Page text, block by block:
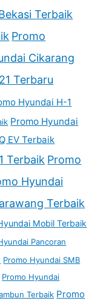
Terbaik
Promo
Cikarang
Terbaru
Hyundai H-1
Promo Hyundai
EV Terbaik
Terbaik Promo
Hyundai
Terbaik
Mobil Terbaik
Pancoran
Promo Hyundai SMB
Promo Hyundai
Terbaik Promo